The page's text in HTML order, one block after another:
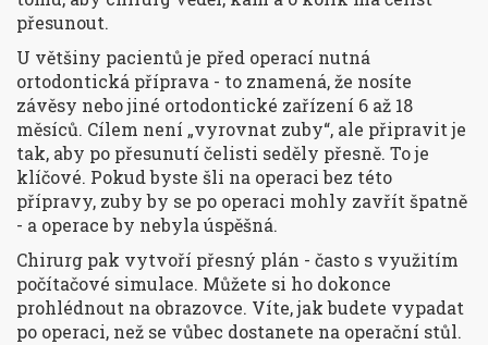
přesunout.
U většiny pacientů je před operací nutná
ortodontická příprava - to znamená, že nosíte
závěsy nebo jiné ortodontické zařízení 6 až 18
měsíců. Cílem není „vyrovnat zuby“, ale připravit je
tak, aby po přesunutí čelisti seděly přesně. To je
klíčové. Pokud byste šli na operaci bez této
přípravy, zuby by se po operaci mohly zavřít špatně
- a operace by nebyla úspěšná.
Chirurg pak vytvoří přesný plán - často s využitím
počítačové simulace. Můžete si ho dokonce
prohlédnout na obrazovce. Víte, jak budete vypadat
po operaci, než se vůbec dostanete na operační stůl.